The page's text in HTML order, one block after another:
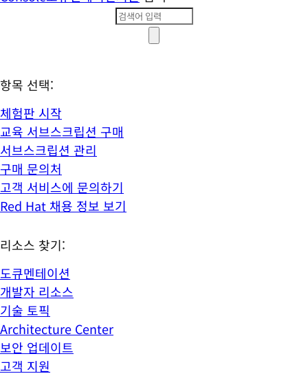
항목 선택:
체험판 시작
교육 서브스크립션 구매
서브스크립션 관리
구매 문의처
고객 서비스에 문의하기
Red Hat 채용 정보 보기
리소스 찾기:
도큐멘테이션
개발자 리소스
기술 토픽
Architecture Center
보안 업데이트
고객 지원